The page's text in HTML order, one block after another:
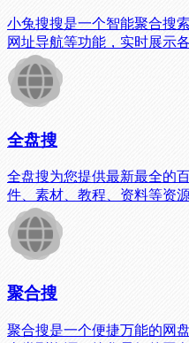
小兔搜搜是一个智能聚合搜
网址导航等功能，实时展示
全盘搜
全盘搜为您提供最新最全的
件、素材、教程、资料等资
聚合搜
聚合搜是一个便捷万能的网